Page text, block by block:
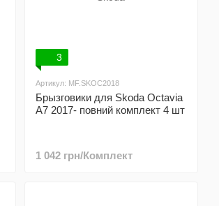
3
Артикул: MF.SKOC2018
Брызговики для Skoda Octavia
A7 2017- повний комплект 4 шт
1 042 грн/Комплект